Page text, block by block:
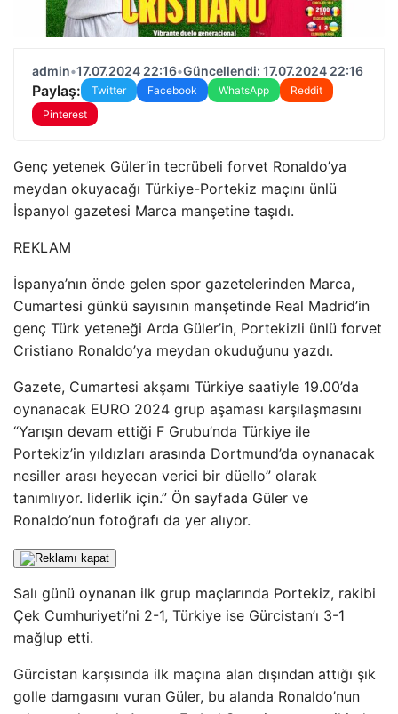
admin•17.07.2024 22:16•Güncellendi: 17.07.2024 22:16
Paylaş: Twitter Facebook WhatsApp
Reddit
Pinterest
Genç yetenek Güler’in tecrübeli forvet Ronaldo’ya
meydan okuyacağı Türkiye-Portekiz maçını ünlü
İspanyol gazetesi Marca manşetine taşıdı.
REKLAM
İspanya’nın önde gelen spor gazetelerinden Marca,
Cumartesi günkü sayısının manşetinde Real Madrid’in
genç Türk yeteneği Arda Güler’in, Portekizli ünlü forvet
Cristiano Ronaldo’ya meydan okuduğunu yazdı.
Gazete, Cumartesi akşamı Türkiye saatiyle 19.00’da
oynanacak EURO 2024 grup aşaması karşılaşmasını
“Yarışın devam ettiği F Grubu’nda Türkiye ile
Portekiz’in yıldızları arasında Dortmund’da oynanacak
nesiller arası heyecan verici bir düello” olarak
tanımlıyor. liderlik için.” Ön sayfada Güler ve
Ronaldo’nun fotoğrafı da yer alıyor.
Salı günü oynanan ilk grup maçlarında Portekiz, rakibi
Çek Cumhuriyeti’ni 2-1, Türkiye ise Gürcistan’ı 3-1
mağlup etti.
Gürcistan karşısında ilk maçına alan dışından attığı şık
golle damgasını vuran Güler, bu alanda Ronaldo’nun